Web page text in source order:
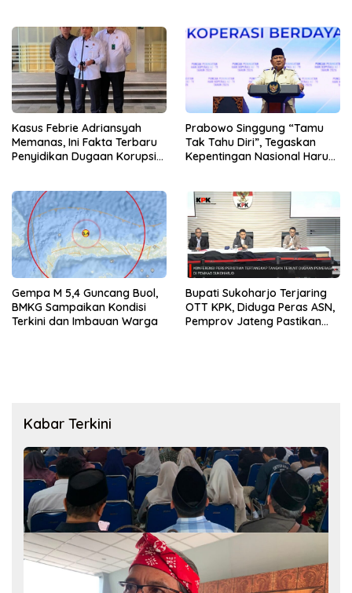
Kasus Febrie Adriansyah
Memanas, Ini Fakta Terbaru
Penyidikan Dugaan Korupsi
Prabowo Singgung “Tamu
Tak Tahu Diri”, Tegaskan
Kepentingan Nasional Harus
Gempa M 5,4 Guncang Buol,
BMKG Sampaikan Kondisi
Terkini dan Imbauan Warga
Bupati Sukoharjo Terjaring
OTT KPK, Diduga Peras ASN,
Pemprov Jateng Pastikan
Kabar Terkini